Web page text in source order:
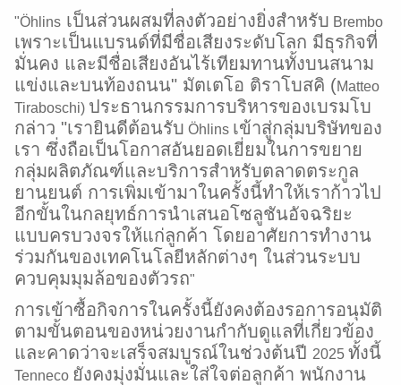
"Öhlins เป็นส่วนผสมที่ลงตัวอย่างยิ่งสำหรับ Brembo
เพราะเป็นแบรนด์ที่มีชื่อเสียงระดับโลก มีธุรกิจที่
มั่นคง และมีชื่อเสียงอันไร้เทียมทานทั้งบนสนาม
แข่งและบนท้องถนน" มัตเตโอ ติราโบสคิ (Matteo
Tiraboschi) ประธานกรรมการบริหารของเบรมโบ
กล่าว "เรายินดีต้อนรับ Öhlins เข้าสู่กลุ่มบริษัทของ
เรา ซึ่งถือเป็นโอกาสอันยอดเยี่ยมในการขยาย
กลุ่มผลิตภัณฑ์และบริการสำหรับตลาดตระกูล
ยานยนต์ การเพิ่มเข้ามาในครั้งนี้ทำให้เราก้าวไป
อีกขั้นในกลยุทธ์การนำเสนอโซลูชันอัจฉริยะ
แบบครบวงจรให้แก่ลูกค้า โดยอาศัยการทำงาน
ร่วมกันของเทคโนโลยีหลักต่างๆ ในส่วนระบบ
ควบคุมมุมล้อของตัวรถ"
การเข้าซื้อกิจการในครั้งนี้ยังคงต้องรอการอนุมัติ
ตามขั้นตอนของหน่วยงานกำกับดูแลที่เกี่ยวข้อง
และคาดว่าจะเสร็จสมบูรณ์ในช่วงต้นปี 2025 ทั้งนี้
Tenneco ยังคงมุ่งมั่นและใส่ใจต่อลูกค้า พนักงาน